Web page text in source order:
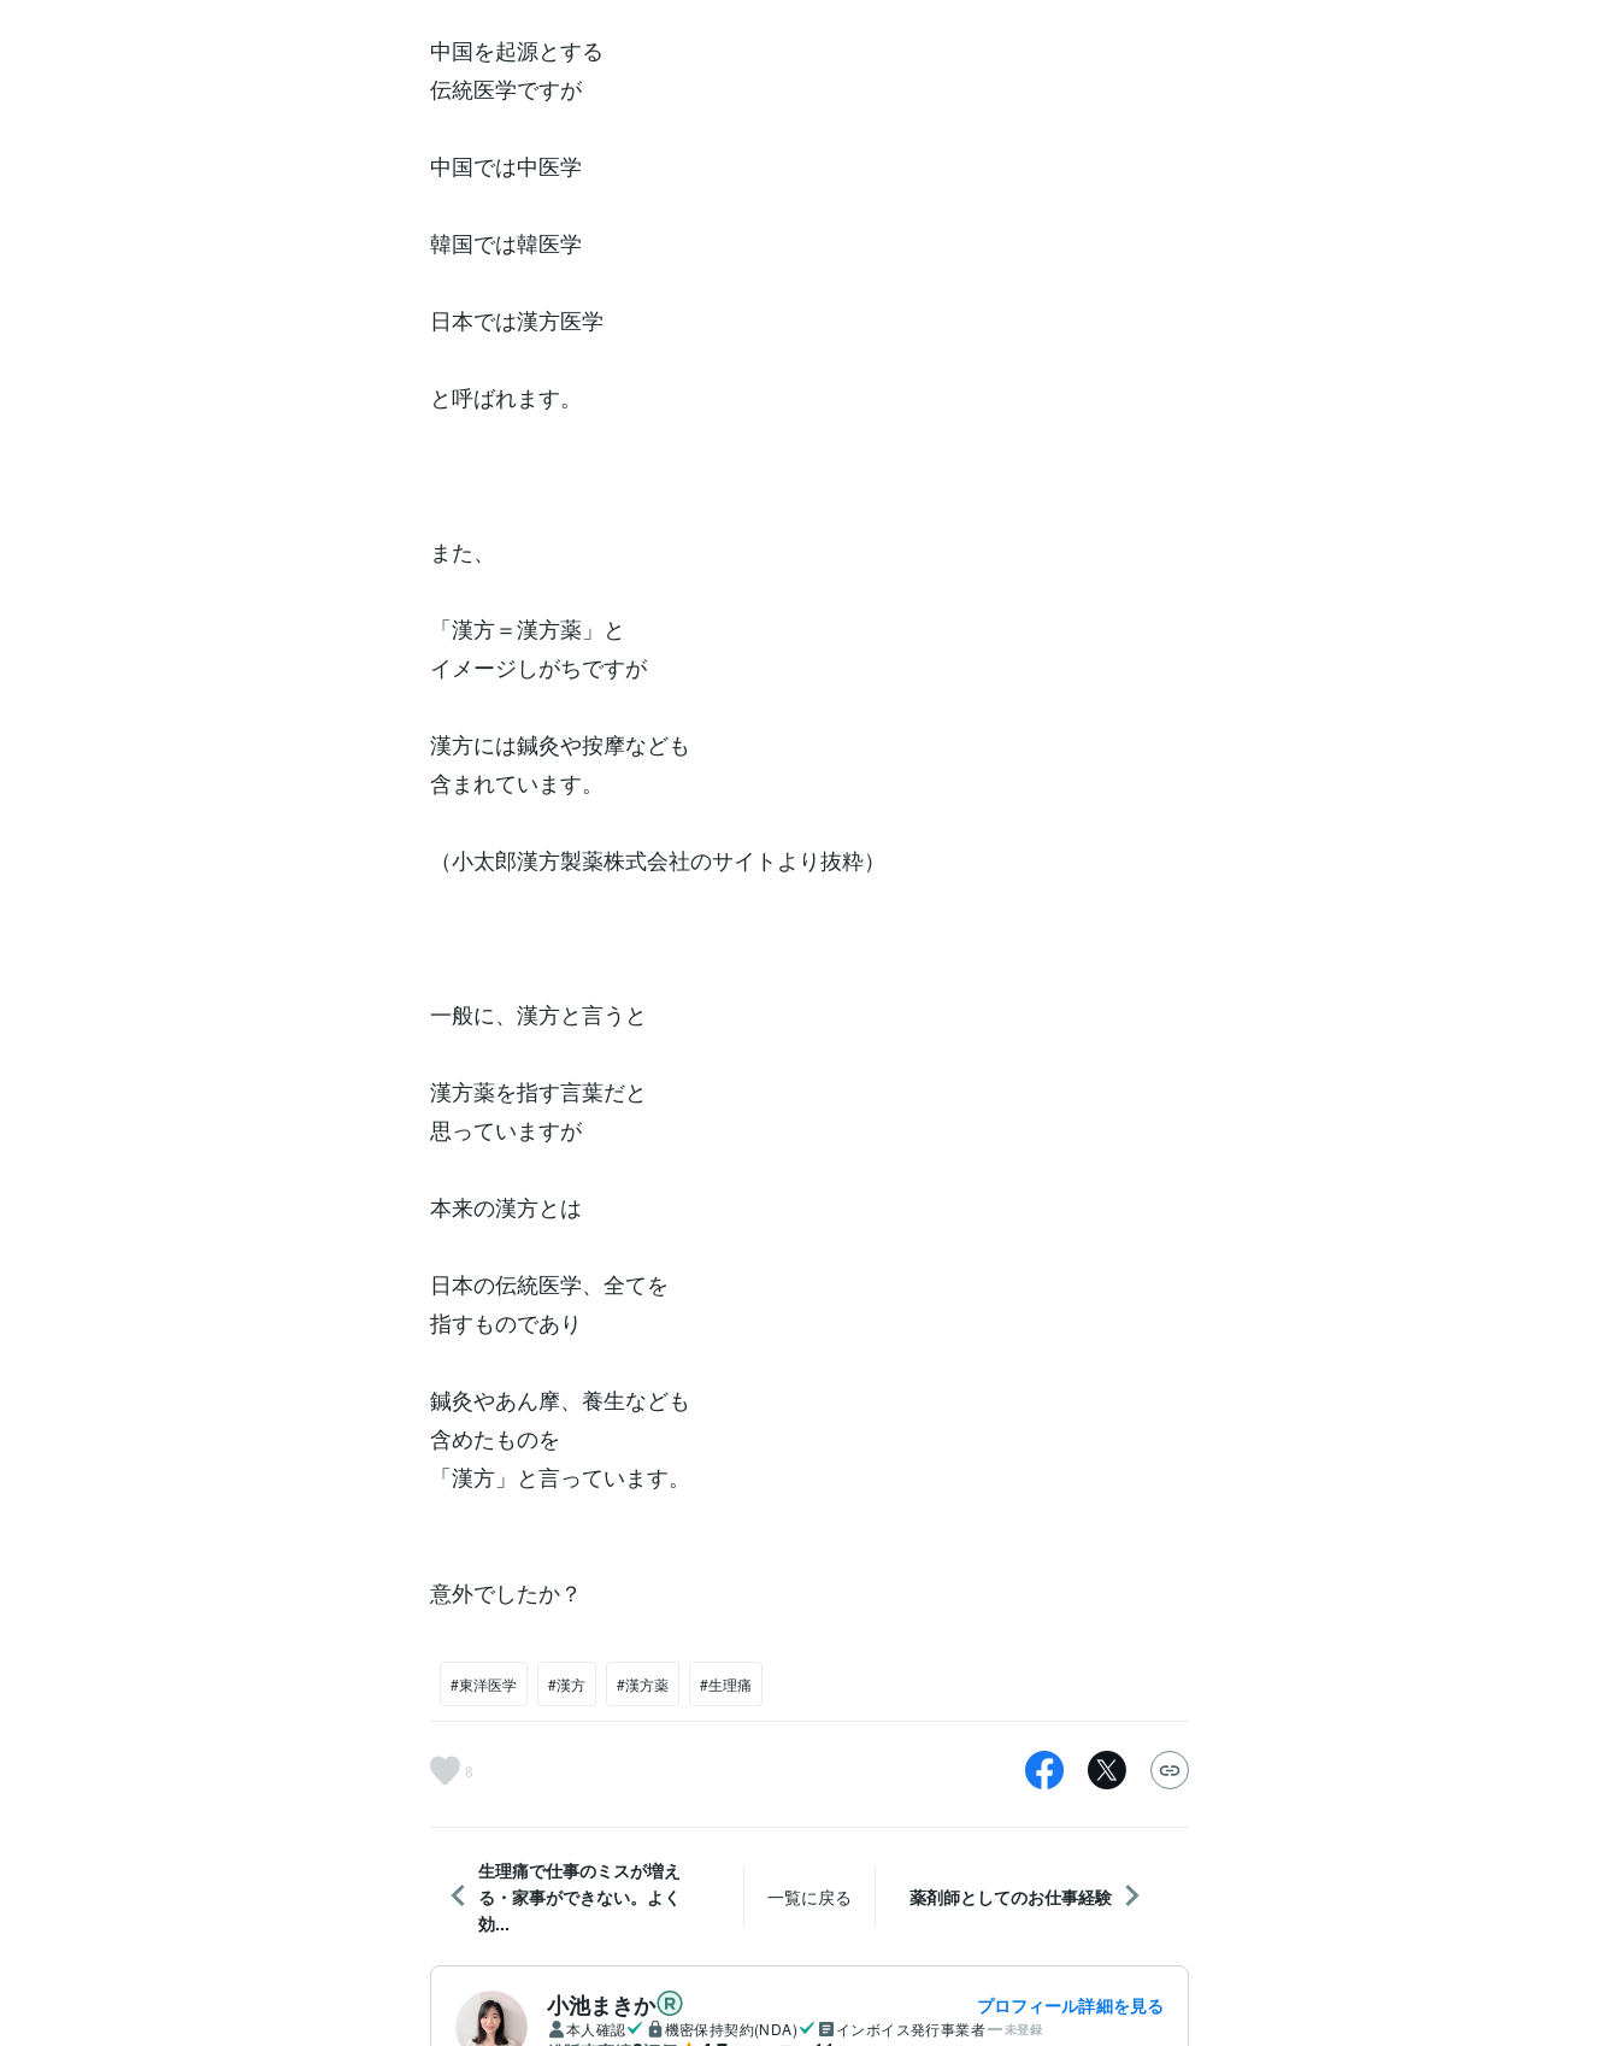
中国を起源とする
伝統医学ですが
中国では中医学
韓国では韓医学
日本では漢方医学
と呼ばれます。
また、
「漢方＝漢方薬」と
イメージしがちですが
漢方には鍼灸や按摩なども
含まれています。
（小太郎漢方製薬株式会社のサイトより抜粋）
一般に、漢方と言うと
漢方薬を指す言葉だと
思っていますが
本来の漢方とは
日本の伝統医学、全てを
指すものであり
鍼灸やあん摩、養生なども
含めたものを
「漢方」と言っています。
意外でしたか？
#東洋医学 #漢方 #漢方薬 #生理痛
8
生理痛で仕事のミスが増え
る・家事ができない。よく
効...
一覧に戻る 薬剤師としてのお仕事経験
小池まきか プロフィール詳細を見る
本人確認 機密保持契約(NDA) インボイス発行事業者 未登録